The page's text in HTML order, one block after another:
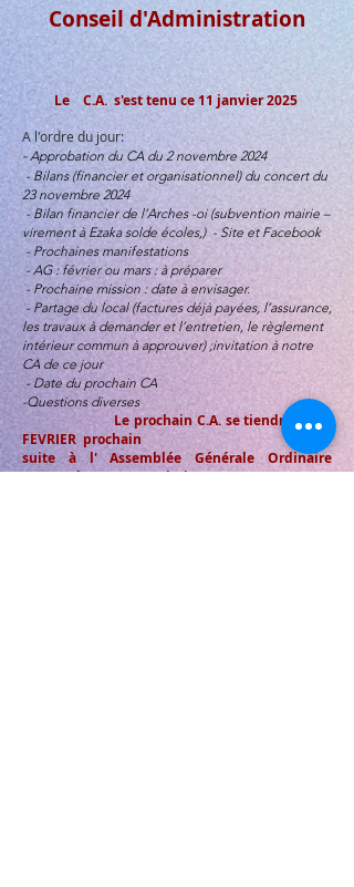
Conseil d'Administration
Le C.A. s'est tenu ce 11 janvier 2025
A l'ordre du jour:
-Approbation du CA du 2 novembre 2024
- Bilans (financier et organisationnel) du concert du
23 novembre 2024
- Bilan financier de l’Arches -oi (subvention mairie –
virement à Ezaka solde écoles,) - Site et Facebook
- Prochaines manifestations
- AG : février ou mars : à préparer
- Prochaine mission : date à envisager.
- Partage du local (factures déjà payées, l’assurance,
les travaux à demander et l’entretien, le règlement
intérieur commun à approuver) ;invitation à notre
CA de ce jour
- Date du prochain CA
-Questions diverses
Le prochain C.A. se tiendra LE 22
FEVRIER prochain
suite à l' Assemblée Générale Ordinaire
(A.G.O.) de notre association .